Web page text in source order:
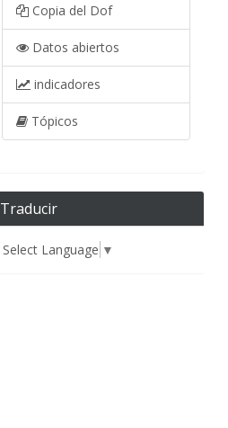
Copia del Dof
Datos abiertos
indicadores
Tópicos
Traducir
Select Language ▼